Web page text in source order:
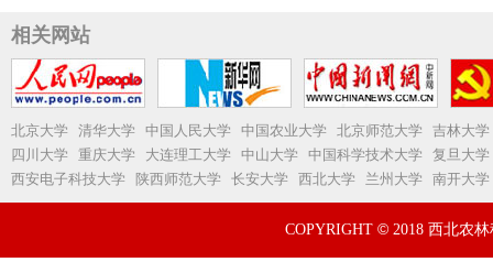
相关网站
北京大学 清华大学 中国人民大学 中国农业大学 北京师范大学 吉林大学
四川大学 重庆大学 大连理工大学 中山大学 中国科学技术大学 复旦大学
西安电子科技大学
陕西师范大学 长安大学 西北大学 兰州大学 南开大学
COPYRIGHT © 2018 西北农